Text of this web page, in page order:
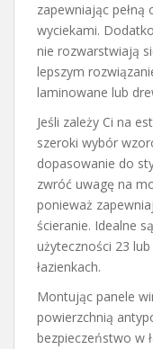
zapewniając
wyciekami.
nie rozwarstwiają
lepszym
laminowane lub
Jeśli zależy Ci na
szeroki wybór
dopasowanie do
zwróć uwagę na
ponieważ
ścieranie. Idealne
użyteczności 23
łazienkach.
Montując panele
powierzchnią
bezpieczeństwo w